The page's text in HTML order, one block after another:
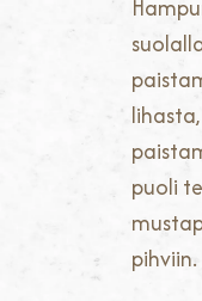
puoli
pihviin.